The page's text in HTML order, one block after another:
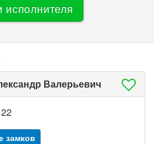
исполнителя
Валерьевич
замков